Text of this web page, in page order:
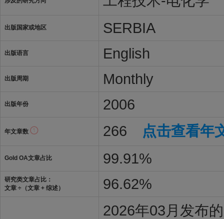
出版国家或地区 SERBIA
出版语言 English
出版周期 Monthly
出版年份 2006
年文章数 266 点击查看年
Gold OA文章占比 99.91%
研究类文章占比：
文章 ÷（文章 + 综述）
96.62%
2026年03月发布